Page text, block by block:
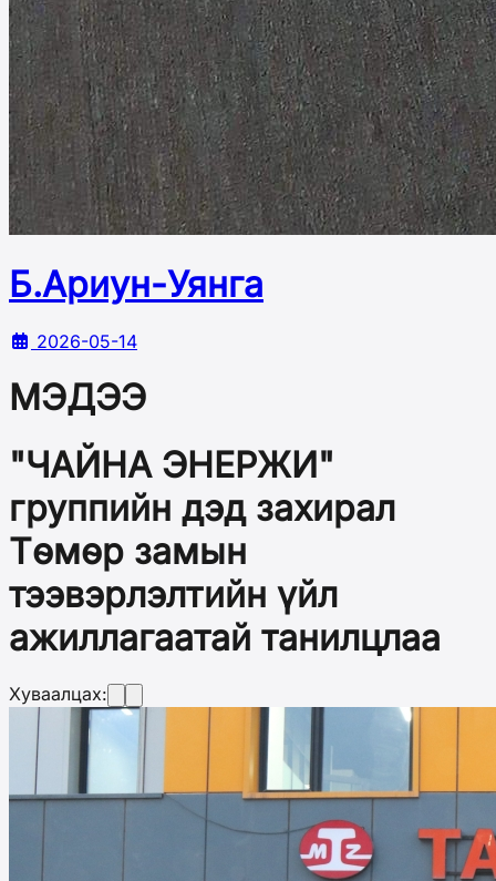
Б.Ариун-Уянга
2026-05-14
МЭДЭЭ
"ЧАЙНА ЭНЕРЖИ"
группийн дэд захирал
Төмөр замын
тээвэрлэлтийн үйл
ажиллагаатай танилцлаа
Хуваалцах: